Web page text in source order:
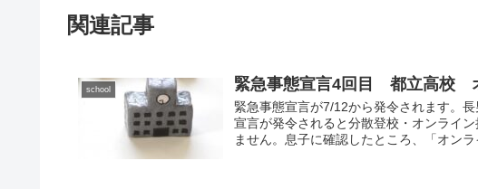
関連記事
school 緊急事態宣言4回目 都立高校
緊急事態宣言が7/12から発令されます。
宣言が発令されると分散登校・オンライ
ません。息子に確認したところ、「オン